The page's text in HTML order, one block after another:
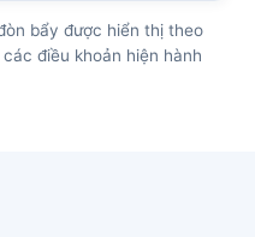
bẩy được hiển thị theo
điều khoản hiện hành